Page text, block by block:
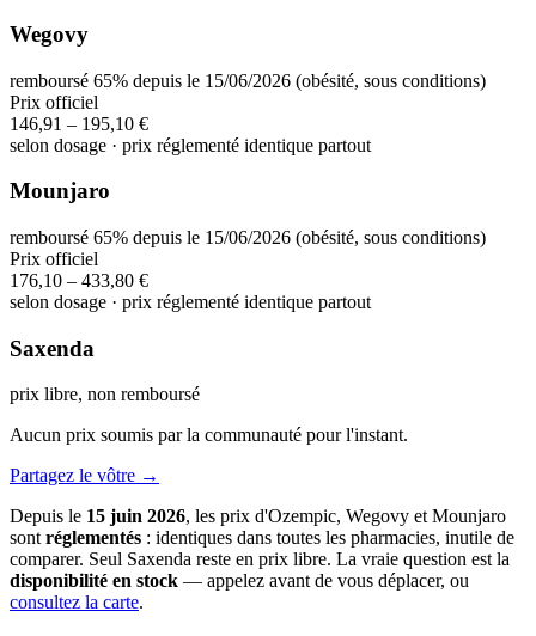
Wegovy
remboursé 65% depuis le 15/06/2026 (obésité, sous conditions)
Prix officiel
146,91 – 195,10 €
selon dosage · prix réglementé identique partout
Mounjaro
remboursé 65% depuis le 15/06/2026 (obésité, sous conditions)
Prix officiel
176,10 – 433,80 €
selon dosage · prix réglementé identique partout
Saxenda
prix libre, non remboursé
Aucun prix soumis par la communauté pour l'instant.
Partagez le vôtre →
Depuis le 15 juin 2026, les prix d'Ozempic, Wegovy et Mounjaro
sontréglementés : identiques dans toutes les pharmacies, inutile de
comparer. Seul Saxenda reste en prix libre. La vraie question est la
disponibilité en stock — appelez avant de vous déplacer, ou
consultez la carte.